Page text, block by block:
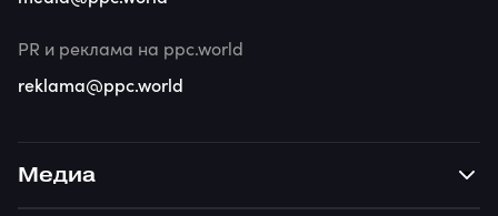
Медиа
PR и реклама на ppc.world
reklama@ppc.world